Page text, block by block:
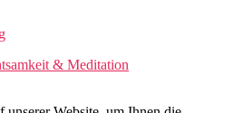
& Meditation